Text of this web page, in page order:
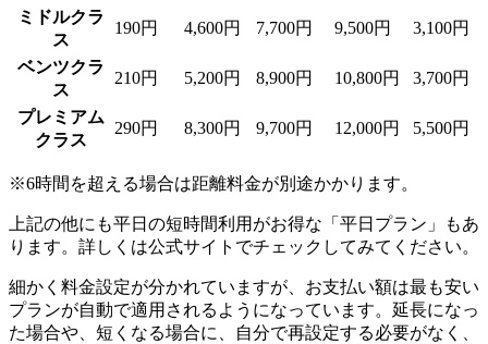
ミドルクラ
ス
190円 4,600円 7,700円 9,500円 3,100円
ベンツクラ
ス
210円 5,200円 8,900円 10,800円 3,700円
プレミアム
クラス
290円 8,300円 9,700円 12,000円 5,500円
※6時間を超える場合は距離料金が別途かかります。
上記の他にも平日の短時間利用がお得な「平日プラン」もあ
ります。詳しくは公式サイトでチェックしてみてください。
細かく料金設定が分かれていますが、お支払い額は最も安い
プランが自動で適用されるようになっています。延長になっ
た場合や、短くなる場合に、自分で再設定する必要がなく、